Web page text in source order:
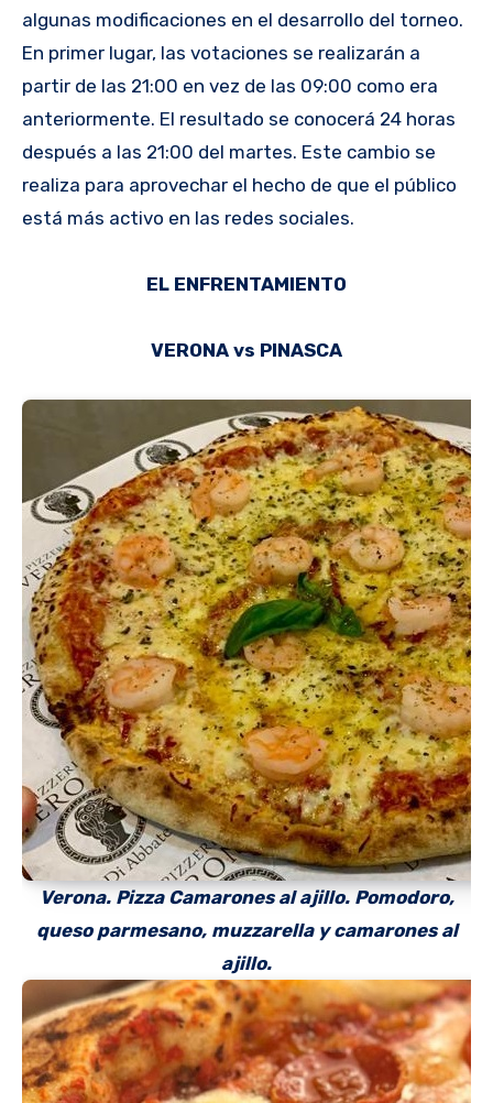
algunas modificaciones en el desarrollo del torneo.
En primer lugar, las votaciones se realizarán a
partir de las 21:00 en vez de las 09:00 como era
anteriormente. El resultado se conocerá 24 horas
después a las 21:00 del martes. Este cambio se
realiza para aprovechar el hecho de que el público
está más activo en las redes sociales.
EL ENFRENTAMIENTO
VERONA vs PINASCA
Verona. Pizza Camarones al ajillo. Pomodoro,
queso parmesano, muzzarella y camarones al
ajillo.